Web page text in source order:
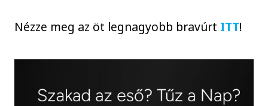
Nézze meg az öt legnagyobb bravúrt ITT!